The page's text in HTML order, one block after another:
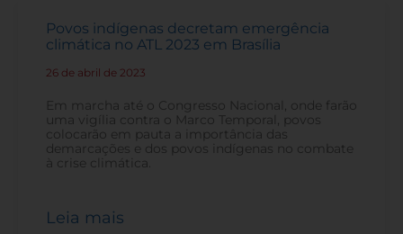
Povos indígenas decretam emergência
climática no ATL 2023 em Brasília
26 de abril de 2023
Em marcha até o Congresso Nacional, onde farão
uma vigília contra o Marco Temporal, povos
colocarão em pauta a importância das
demarcações e dos povos indígenas no combate
à crise climática.
Leia mais